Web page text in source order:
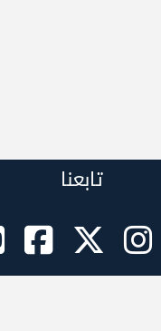
تابعنا